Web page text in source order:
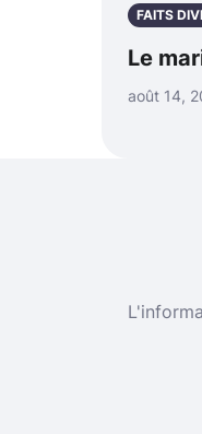
FAITS
Le
août 14,